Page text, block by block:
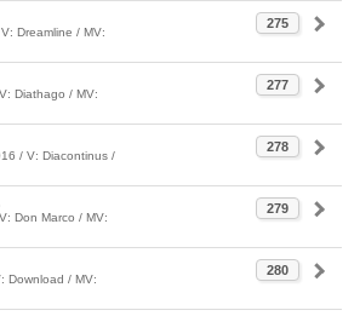
275
Dreamline / MV:
277
Diathago / MV:
278
/ V: Diacontinus /
279
Don Marco / MV:
280
Download / MV: